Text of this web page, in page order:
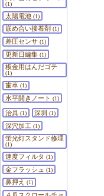
(1)
太陽電池(1)
嵌め合い接着剤 (1)
差圧センサ(1)
更新日編集(1)
板金用はんだゴテ
(1)
歯車(1)
水平開きノート (1)
治具(1) 深圳 (1)
深穴加工 (1)
蛍光灯スタンド修理
(1)
速度フィルタ (1)
金フラッシュ (1)
鼻押え (1)